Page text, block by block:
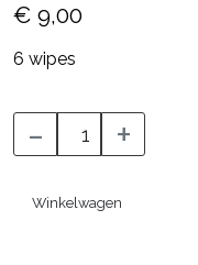
€ 9,00
6 wipes
- +
Winkelwagen